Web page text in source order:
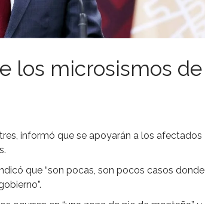
los microsismos de
informó que se apoyarán a los afectados
que “son pocas, son pocos casos donde